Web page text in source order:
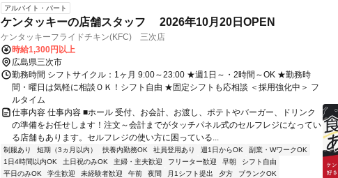
アルバイト・パート
ケンタッキーの店舗スタッフ 2026年10月20日OPEN
ケンタッキーフライドチキン(KFC) 三次店
時給1,300円以上
広島県三次市
勤務時間 シフトサイクル：1ヶ月 9:00～23:00 ★週1日～・2時間～OK ★勤務時
間・曜日は気軽に相談ＯＫ！シフト自由 ★固定シフトも応相談 ＜採用強化中＞ フ
ルタイム
仕事内容 仕事内容 ■ホール 受付、お会計、お渡し、ポテトやバーガー、ドリンク
の準備をお任せします！注文～会計までがタッチパネル式のセルフレジになってい
る店舗もあります。セルフレジの使い方に困っている...
制服あり 短期（3ヵ月以内） 扶養内勤務OK 社員登用あり 週1日からOK
副業・WワークOK
1日4時間以内OK
土日祝のみOK 主婦・主夫歓迎 フリーター歓迎 早朝
シフト自由
平日のみOK
学生歓迎 未経験者歓迎 午前 夜間 月1シフト提出 夕方 ブランクOK